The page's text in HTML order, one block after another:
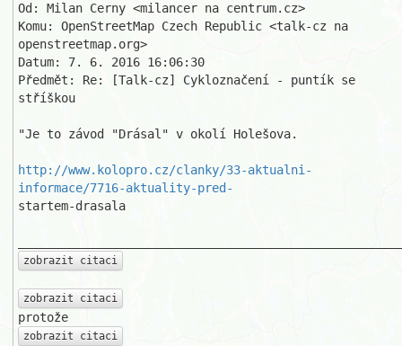
Od: Milan Cerny <milancer na centrum.cz>
Komu: OpenStreetMap Czech Republic <talk-cz na
openstreetmap.org>
Datum: 7. 6. 2016 16:06:30
Předmět: Re: [Talk-cz] Cykloznačení - puntík se
stříškou
"Je to závod "Drásal" v okolí Holešova.
http://www.kolopro.cz/clanky/33-aktualni-
informace/7716-aktuality-pred-
startem-drasala
zobrazit citaci
zobrazit citaci
zobrazit citaci